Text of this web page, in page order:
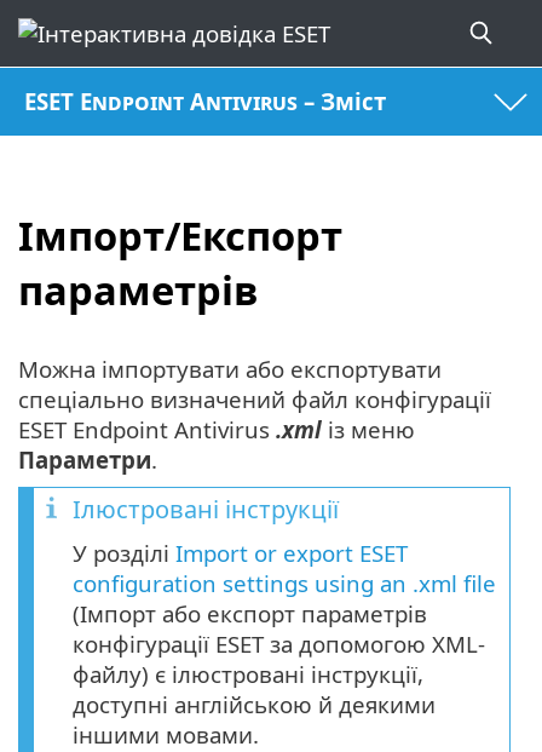
ESET Endpoint Antivirus – Зміст
Імпорт/Експорт
параметрів
Можна імпортувати або експортувати
спеціально визначений файл конфігурації
ESET Endpoint Antivirus .xml із меню
Параметри.
Ілюстровані інструкції
У розділі Import or export ESET
configuration settings using an .xml file
(Імпорт або експорт параметрів
конфігурації ESET за допомогою XML-
файлу) є ілюстровані інструкції,
доступні англійською й деякими
іншими мовами.